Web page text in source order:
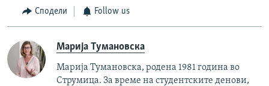
Сподели Follow us
Марија Тумановска
Марија Тумановска, родена 1981 година во
Струмица. За време на студентските денови,